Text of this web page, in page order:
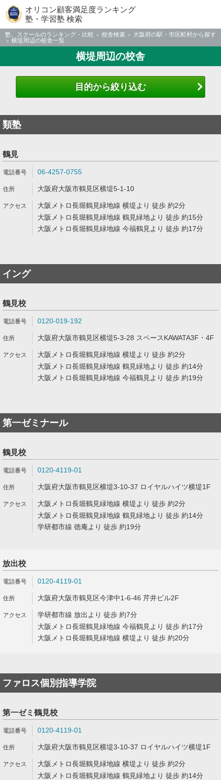
オリコン顧客満足度ランキング
塾・学習塾 検索
塾、スクールのランキング・比較 校舎検索
大阪府の駅・市区町村から探す
横堤周辺の校舎一覧
横堤周辺の校舎
目的から絞り込む
類塾
鶴見
06-4257-0755
大阪府大阪市鶴見区横堤5-1-10
大阪メトロ長堀鶴見緑地線 横堤より 徒歩 約2分
大阪メトロ長堀鶴見緑地線 鶴見緑地より 徒歩 約15分
大阪メトロ長堀鶴見緑地線 今福鶴見より 徒歩 約17分
イング
鶴見校
0120-019-192
大阪府大阪市鶴見区横堤5-3-28 スペースKAWATA3F・4F
大阪メトロ長堀鶴見緑地線 横堤より 徒歩 約2分
大阪メトロ長堀鶴見緑地線 鶴見緑地より 徒歩 約14分
大阪メトロ長堀鶴見緑地線 今福鶴見より 徒歩 約19分
第一ゼミナール
鶴見校
0120-4119-01
大阪府大阪市鶴見区横堤3-10-37 ロイヤルハイツ横堤1F
大阪メトロ長堀鶴見緑地線 横堤より 徒歩 約2分
大阪メトロ長堀鶴見緑地線 鶴見緑地より 徒歩 約14分
学研都市線 徳庵より 徒歩 約19分
放出校
0120-4119-01
大阪府大阪市鶴見区今津中1-6-46 芹井ビル2F
学研都市線 放出より 徒歩 約7分
大阪メトロ長堀鶴見緑地線 今福鶴見より 徒歩 約17分
大阪メトロ長堀鶴見緑地線 横堤より 徒歩 約20分
ファロス個別指導学院
第一ゼミ鶴見校
0120-4119-01
大阪府大阪市鶴見区横堤3-10-37 ロイヤルハイツ横堤1F
大阪メトロ長堀鶴見緑地線 横堤より 徒歩 約2分
大阪メトロ長堀鶴見緑地線 鶴見緑地より 徒歩 約14分